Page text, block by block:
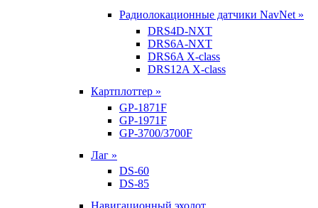
Радиолокационные датчики NavNet »
DRS4D-NXT
DRS6A-NXT
DRS6A X-class
DRS12A X-class
Картплоттер »
GP-1871F
GP-1971F
GP-3700/3700F
Лаг »
DS-60
DS-85